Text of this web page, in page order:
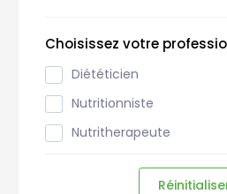
Choisissez votre
Diététicien
Nutritionniste
Nutritherapeute